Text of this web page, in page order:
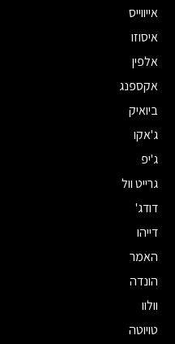
אייווייס
איסוזו
אלפין
אקספנג
ביואיק
ג'אקו
ג'יפ
גרייט וול
דודג'
דייהו
האמר
הונדה
וולוו
טויוטה